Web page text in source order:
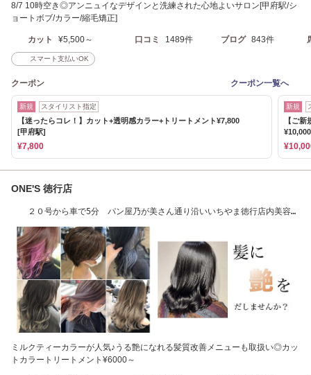
8/7 10時空き◎アンニュイなデザインと洗練された心地よいサロン[甲府駅/シ
ョートボブ/カラー/縮毛矯正]
カット ¥5,500～ 口コミ 1489件 ブログ 843件
スマート支払いOK
クーポン クーポン一覧へ
新規 スタイリスト指定
【迷ったらコレ！】カット+透明感カラー+トリートメント¥7,800
[甲府駅]
¥7,800
新規
【ご
ONE'S 徳行店
２０号から車で5分 パン屋乃が美さん通り沿いいちやま徳行店内美容
ミルクティーカラーが人気♪うる艶になれる髪質改善メニューも取扱い◎カッ
トカラートリートメント¥6000～